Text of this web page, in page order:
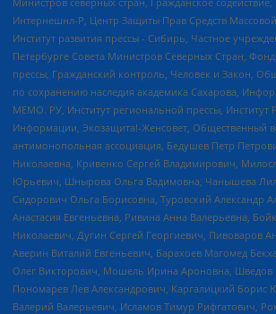
Интернешнл-Р, Центр Защиты Прав Средств
Институт развития прессы - Сибирь, Частное
Петербурге Совета Министров Северных Стран,
прессы, Гражданский контроль, Человек и Закон,
по сохранению наследия академика Сахарова,
МЕМО. РУ, Институт региональной прессы, Институт
Информации, Экозащита!-Женсовет, Общественный
антимонопольная ассоциация, Бедушев Петр
Николаевна, Кривенко Сергей Владимирович,
Юрьевич, Шнырова Ольга Вадимовна, Чанышева
Сидорович Ольга Борисовна, Туровский Александр
Анастасия Евгеньевна, Ривина Анна Валерьевна,
Николаевич, Дугин Сергей Георгиевич, Пивоваров
Аверин Виталий Евгеньевич, Барахоев Магомед
Олег Викторович, Мошель Ирина Ароновна, Шведов
Пономарев Лев Александрович, Каргалицкий Борис
Валерий Валерьевич, Исламов Тимур Рифгатович,